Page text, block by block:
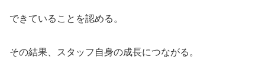
できていることを認める。
その結果、スタッフ自身の成長につながる。